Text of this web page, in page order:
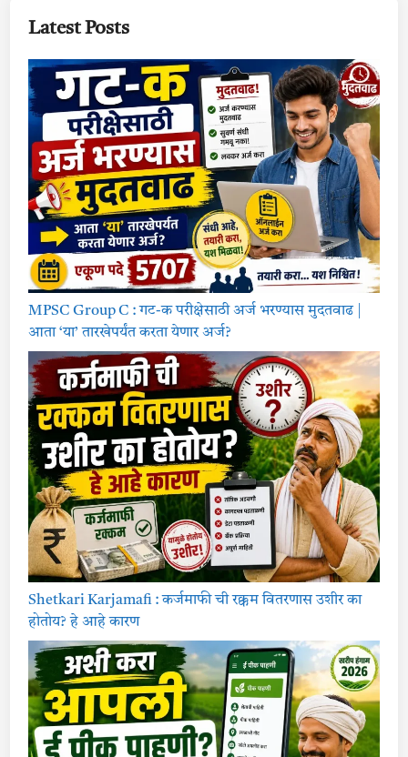
Latest Posts
MPSC Group C : गट-क परीक्षेसाठी अर्ज भरण्यास मुदतवाढ |
आता ‘या’ तारखेपर्यंत करता येणार अर्ज?
Shetkari Karjamafi : कर्जमाफी ची रक्कम वितरणास उशीर का
होतोय? हे आहे कारण